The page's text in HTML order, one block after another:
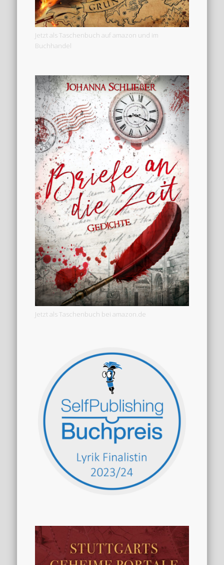
Jetzt als Taschenbuch auf amazon und im
Buchhandel
Jetzt als Taschenbuch bei amazon.de